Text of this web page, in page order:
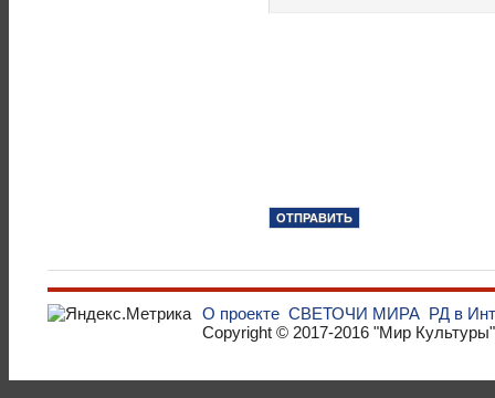
О проекте СВЕТОЧИ МИРА РД в
Copyright © 2017-2016 "Мир Культуры"